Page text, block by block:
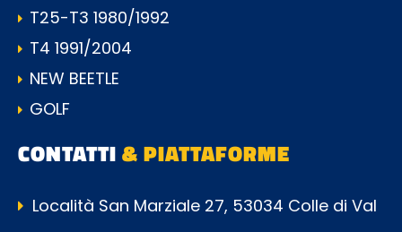
T25-T3 1980/1992
T4 1991/2004
NEW BEETLE
GOLF
CONTATTI& PIATTAFORME
Località San Marziale 27, 53034 Colle di Val